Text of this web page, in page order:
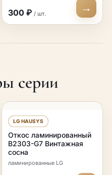
300 ₽ / шт. →
серии
LG HAUSYS
Откос ламинированный
B2303-G7 Винтажная
сосна
ламинированные LG